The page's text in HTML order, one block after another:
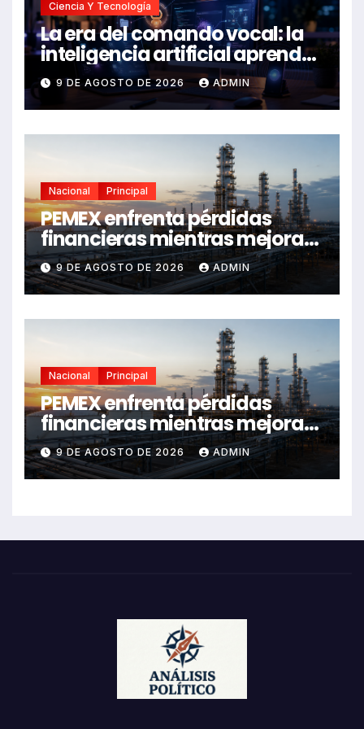
Ciencia Y Tecnología
La era del comando vocal: la
inteligencia artificial aprende
a escuchar y ejecutar
9 DE AGOSTO DE 2026 ADMIN
Nacional Principal
PEMEX enfrenta pérdidas
financieras mientras mejora
su desempeño operativo:
balance 2024-2026
9 DE AGOSTO DE 2026 ADMIN
Nacional Principal
PEMEX enfrenta pérdidas
financieras mientras mejora
su desempeño operativo:
balance 2024-2026
9 DE AGOSTO DE 2026 ADMIN